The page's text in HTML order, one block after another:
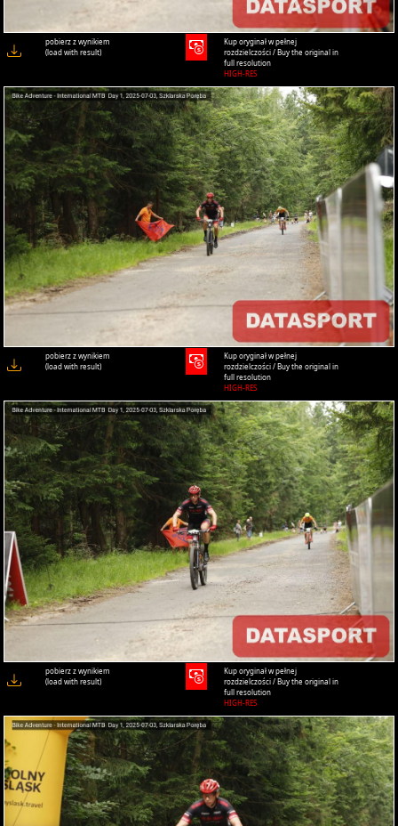
pobierz z wynikiem
(load with result)
Kup oryginał w pełnej
rozdzielczości / Buy the original in
full resolution
HIGH-RES
pobierz z wynikiem
(load with result)
Kup oryginał w pełnej
rozdzielczości / Buy the original in
full resolution
HIGH-RES
pobierz z wynikiem
(load with result)
Kup oryginał w pełnej
rozdzielczości / Buy the original in
full resolution
HIGH-RES